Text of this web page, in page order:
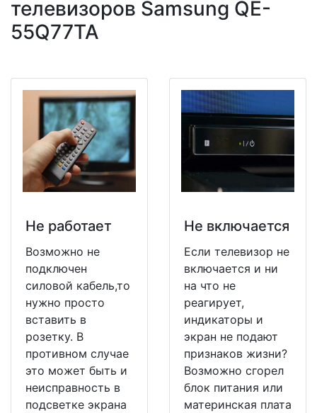
телевизоров Samsung QE-
55Q77TA
Не работает
Возможно не
подключен
силовой кабель,то
нужно просто
вставить в
розетку. В
противном случае
это может быть и
неисправность в
подсветке экрана
Не включается
Если телевизор не
включается и ни
на что не
реагирует,
индикаторы и
экран не подают
признаков жизни?
Возможно сгорел
блок питания или
материнская плата